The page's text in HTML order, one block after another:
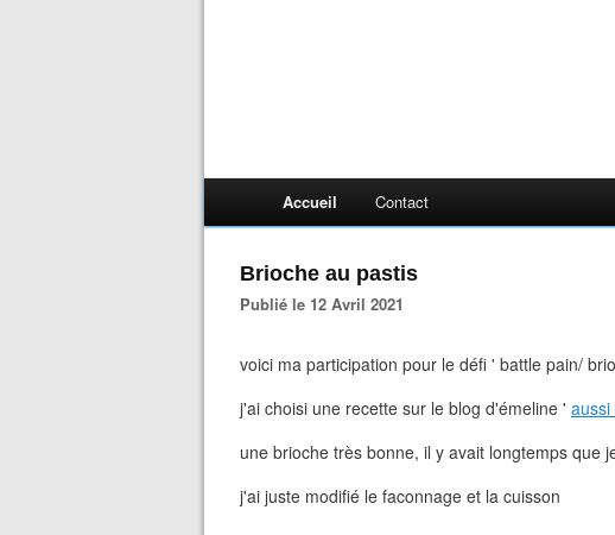
Accueil Contact
Brioche au pastis
Publié le 12 Avril 2021
voici ma participation pour le défi ' battle pain/
j'ai choisi une recette sur le blog d'émeline '
une brioche très bonne, il y avait longtemps que
j'ai juste modifié le faconnage et la cuisson